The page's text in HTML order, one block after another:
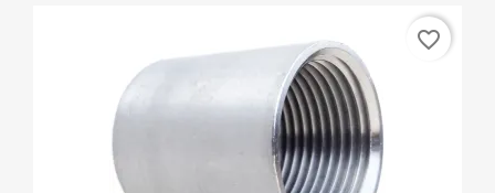
favorite_border